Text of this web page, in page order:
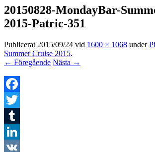
20150828-MondayBar-
2015-Patric-351
Publicerat 2015/09/24 vid 1600 × 1068 under
Summer Cruise 2015.
← Föregående Nästa →
Facebook
Twitter
Tumblr
LinkedIn